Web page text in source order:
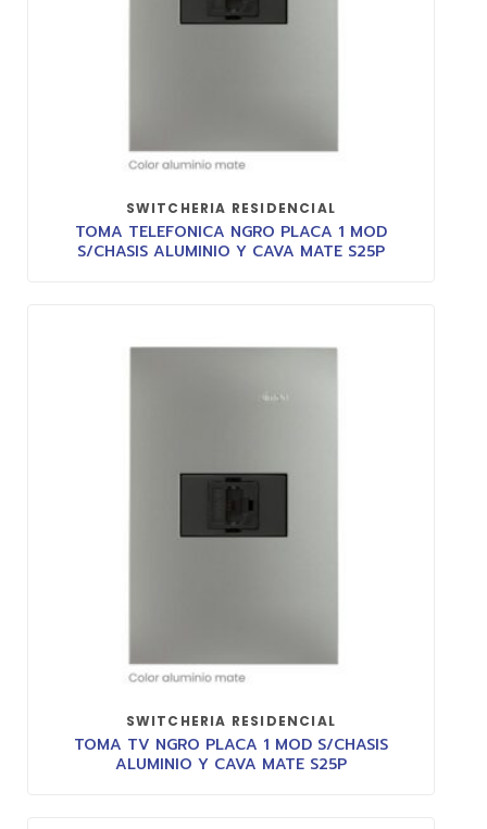
SWITCHERIA RESIDENCIAL
TOMA TELEFONICA NGRO PLACA 1 MOD
S/CHASIS ALUMINIO Y CAVA MATE S25P
SWITCHERIA RESIDENCIAL
TOMA TV NGRO PLACA 1 MOD S/CHASIS
ALUMINIO Y CAVA MATE S25P